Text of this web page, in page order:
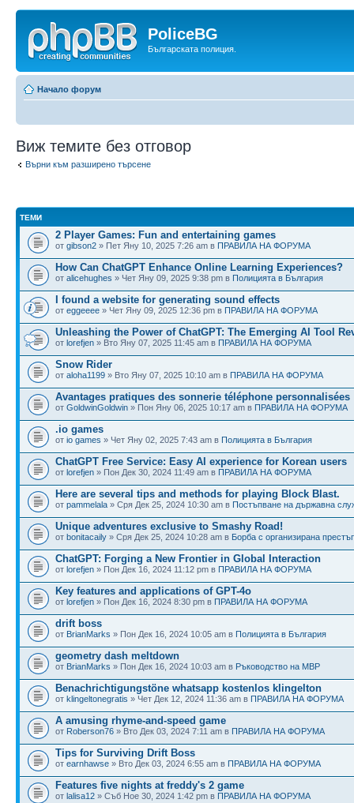
PoliceBG
Българската полиция.
Начало форум
Виж темите без отговор
Върни към разширено търсене
ТЕМИ
2 Player Games: Fun and entertaining games
от gibson2 » Пет Яну 10, 2025 7:26 am в ПРАВИЛА НА ФОРУМА
How Can ChatGPT Enhance Online Learning Experiences?
от alicehughes » Чет Яну 09, 2025 9:38 pm в Полицията в България
I found a website for generating sound effects
от eggeeee » Чет Яну 09, 2025 12:36 pm в ПРАВИЛА НА ФОРУМА
Unleashing the Power of ChatGPT: The Emerging AI Tool
от lorefjen » Вто Яну 07, 2025 11:45 am в ПРАВИЛА НА ФОРУМА
Snow Rider
от aloha1199 » Вто Яну 07, 2025 10:10 am в ПРАВИЛА НА ФОРУМА
Avantages pratiques des sonnerie téléphone personnalisées
от GoldwinGoldwin » Пон Яну 06, 2025 10:17 am в ПРАВИЛА НА ФОРУМА
.io games
от io games » Чет Яну 02, 2025 7:43 am в Полицията в България
ChatGPT Free Service: Easy AI experience for Korean users
от lorefjen » Пон Дек 30, 2024 11:49 am в ПРАВИЛА НА ФОРУМА
Here are several tips and methods for playing Block Blast.
от pammelala » Сря Дек 25, 2024 10:30 am в Постъпване на държавна
Unique adventures exclusive to Smashy Road!
от bonitacaily » Сря Дек 25, 2024 10:28 am в Борба с организирана
ChatGPT: Forging a New Frontier in Global Interaction
от lorefjen » Пон Дек 16, 2024 11:12 pm в ПРАВИЛА НА ФОРУМА
Key features and applications of GPT-4o
от lorefjen » Пон Дек 16, 2024 8:30 pm в ПРАВИЛА НА ФОРУМА
drift boss
от BrianMarks » Пон Дек 16, 2024 10:05 am в Полицията в България
geometry dash meltdown
от BrianMarks » Пон Дек 16, 2024 10:03 am в Ръководство на МВР
Benachrichtigungstöne whatsapp kostenlos klingelton
от klingeltonegratis » Чет Дек 12, 2024 11:36 am в ПРАВИЛА НА ФОРУМА
A amusing rhyme-and-speed game
от Roberson76 » Вто Дек 03, 2024 7:11 am в ПРАВИЛА НА ФОРУМА
Tips for Surviving Drift Boss
от earnhawse » Вто Дек 03, 2024 6:55 am в ПРАВИЛА НА ФОРУМА
Features five nights at freddy's 2 game
от lalisa12 » Съб Ное 30, 2024 1:42 pm в ПРАВИЛА НА ФОРУМА